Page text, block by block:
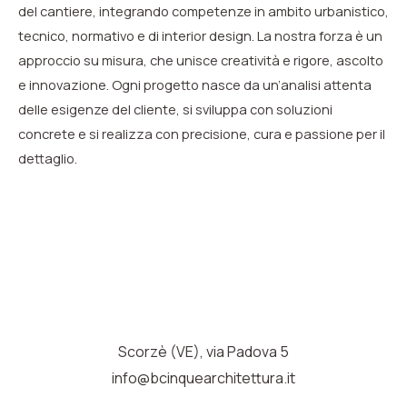
del cantiere, integrando competenze in ambito urbanistico,
tecnico, normativo e di interior design. La nostra forza è un
approccio su misura, che unisce creatività e rigore, ascolto
e innovazione. Ogni progetto nasce da un’analisi attenta
delle esigenze del cliente, si sviluppa con soluzioni
concrete e si realizza con precisione, cura e passione per il
dettaglio.
Scorzè (VE), via Padova 5
info@bcinquearchitettura.it